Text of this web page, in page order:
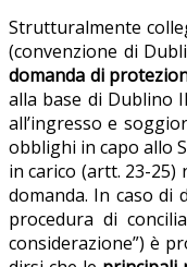
Strutturalmente
(convenzione di
domanda di
alla base di Dublino
all’ingresso e
obblighi in capo allo
in carico (artt. 23-25)
domanda. In caso di
procedura di
considerazione”) è